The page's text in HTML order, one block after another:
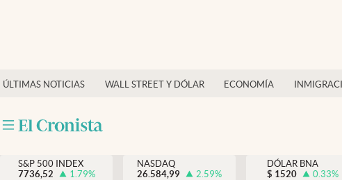
ÚLTIMAS NOTICIAS WALL STREET Y DÓLAR ECONOMÍA
Finanzas y economía
Inmigración
Trending
S&P 500 INDEX
7736,52
1.79%
NASDAQ
26.584,99
2.59%
DÓLAR BNA
$ 1520 0.33%